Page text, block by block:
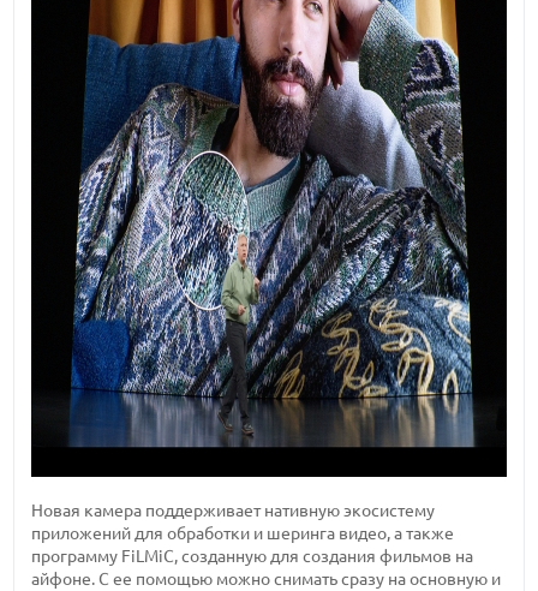
Новая камера поддерживает нативную экосистему
приложений для обработки и шеринга видео, а также
программу FiLMiC, созданную для создания фильмов на
айфоне. С ее помощью можно снимать сразу на основную и